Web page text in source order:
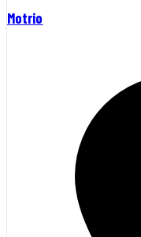
Motrio